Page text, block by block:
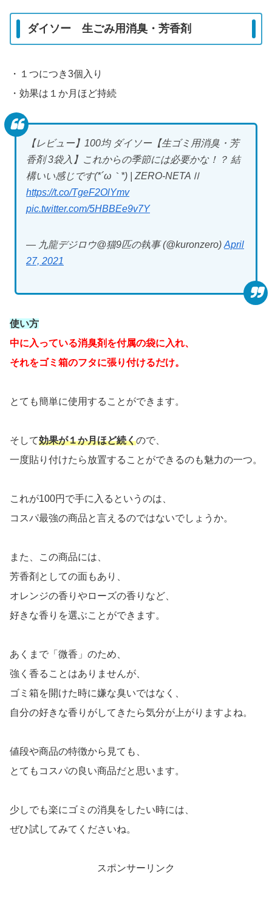
ダイソー 生ごみ用消臭・芳香剤
・１つにつき3個入り
・効果は１か月ほど持続
【レビュー】100均 ダイソー【生ゴミ用消臭・芳
香剤 3袋入】これからの季節には必要かな！？ 結
構いい感じです(*´ω｀*) | ZERO-NETAⅡ
https://t.co/TgeF2OlYmv
pic.twitter.com/5HBBEe9v7Y
— 九龍デジロウ@猫9匹の執事 (@kuronzero) April
27, 2021
使い方
中に入っている消臭剤を付属の袋に入れ、
それをゴミ箱のフタに張り付けるだけ。
とても簡単に使用することができます。
そして効果が１か月ほど続くので、
一度貼り付けたら放置することができるのも魅力の一つ。
これが100円で手に入るというのは、
コスパ最強の商品と言えるのではないでしょうか。
また、この商品には、
芳香剤としての面もあり、
オレンジの香りやローズの香りなど、
好きな香りを選ぶことができます。
あくまで「微香」のため、
強く香ることはありませんが、
ゴミ箱を開けた時に嫌な臭いではなく、
自分の好きな香りがしてきたら気分が上がりますよね。
値段や商品の特徴から見ても、
とてもコスパの良い商品だと思います。
少しでも楽にゴミの消臭をしたい時には、
ぜひ試してみてくださいね。
スポンサーリンク